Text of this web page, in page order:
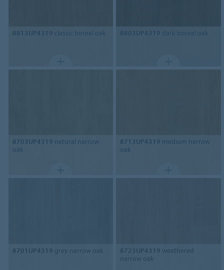
8813UP4319 classic boreal oak 8803UP4319 dark boreal oak
8703UP4319 natural narrow
oak
8713UP4319 medium narrow
oak
8701UP4319 grey narrow oak 8723UP4319 weathered
narrow oak